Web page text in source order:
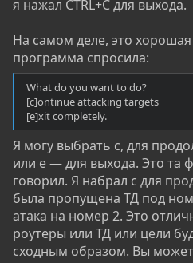
я нажал CTRL+C для выхода.
На самом деле, это
программа спросила:
What do you want to do?
[c]ontinue attacking targets
[e]xit completely.
Я могу выбрать c, для
или e — для выхода. Это та
говорил. Я набрал c для
была пропущена ТД под
атака на номер 2. Это
роутеры или ТД или цели
сходным образом. Вы